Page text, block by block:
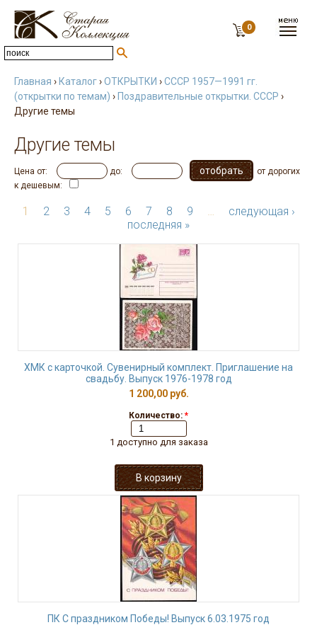
0
Главная › Каталог›ОТКРЫТКИ ›СССР 1957—1991 гг.
(открытки по темам) › Поздравительные открытки. СССР ›
Другие темы
Другие темы
Цена от: до:
от дорогих
к дешевым:
1 2 3 4 5 6 7 8 9 …
следующая ›
последняя »
ХМК с карточкой. Сувенирный комплект. Приглашение на
свадьбу. Выпуск 1976-1978 год
1 200,00 руб.
Количество: *
1 доступно для заказа
ПК С праздником Победы! Выпуск 6.03.1975 год